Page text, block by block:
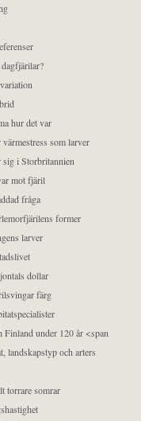
hur det var
som larver
i Storbritannien
mot fjäril
fråga
former
larver
dollar
färg
under 120 år <span
landskapstyp och arters
torrare somrar